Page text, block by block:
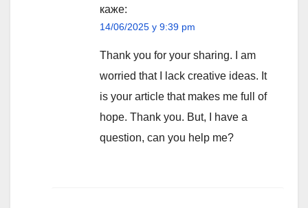
каже:
14/06/2025 у 9:39 pm
Thank you for your sharing. I am
worried that I lack creative ideas. It
is your article that makes me full of
hope. Thank you. But, I have a
question, can you help me?